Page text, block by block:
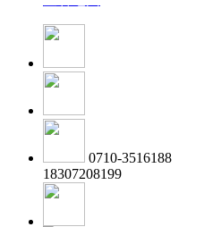
0710-3516188
18307208199